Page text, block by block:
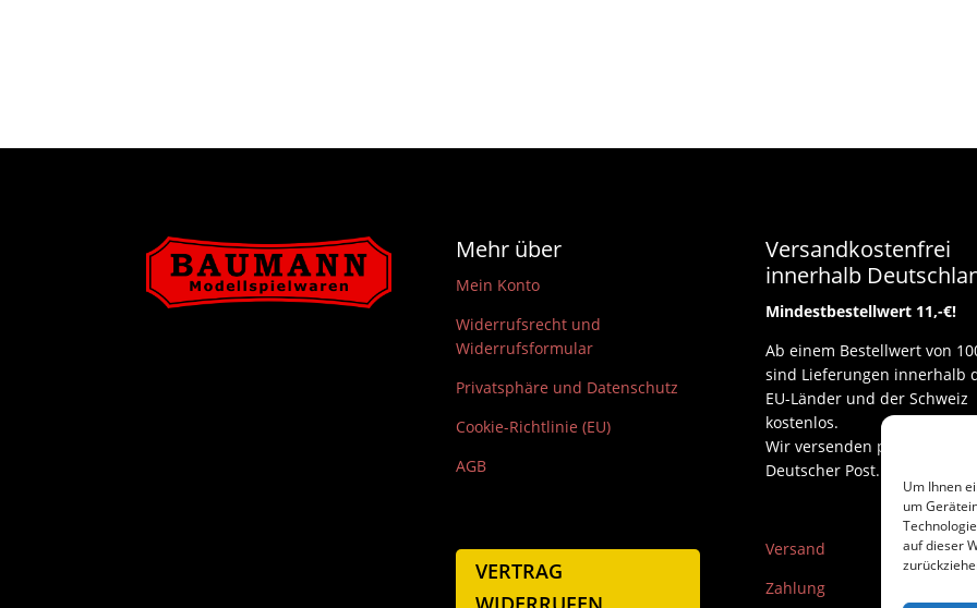
Um Ihnen
um
auf dieser
Mehr über
Mein Konto
Widerrufsrecht und
Widerrufsformular
Privatsphäre und Datenschutz
Cookie-Richtlinie (EU)
AGB
VERTRAG
Versandkostenfrei
innerhalb
Mindestbestellwert 11,-€!
Ab einem Bestellwert von
sind Lieferungen innerhalb
EU-Länder und der Schweiz
kostenlos.
Wir versenden per DHL und
Deutscher Post.
Versand
Zahlung